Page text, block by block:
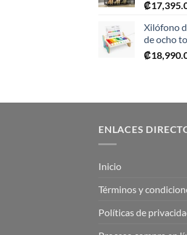
El
original
era:
₡
Xilófono
de ocho
₡
ENLACES
Inicio
Términos y
Políticas de